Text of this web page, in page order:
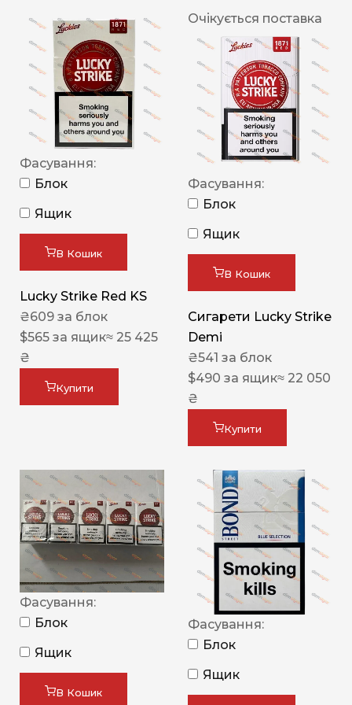
Фасування:
Блок
Ящик
В Кошик
Lucky Strike Red KS
₴609 за блок
$565 за ящик≈ 25 425
₴
Купити
Очікується поставка
Фасування:
Блок
Ящик
В Кошик
Сигарети Lucky Strike
Demi
₴541 за блок
$490 за ящик≈ 22 050
₴
Купити
Фасування:
Блок
Ящик
В Кошик
Фасування:
Блок
Ящик